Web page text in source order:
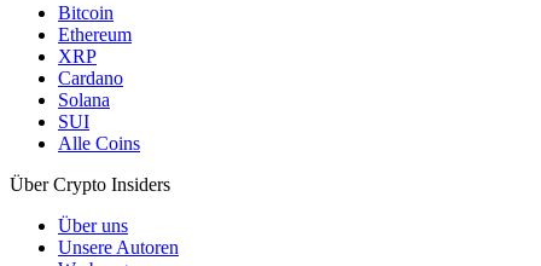
Bitcoin
Ethereum
XRP
Cardano
Solana
SUI
Alle Coins
Über Crypto Insiders
Über uns
Unsere Autoren